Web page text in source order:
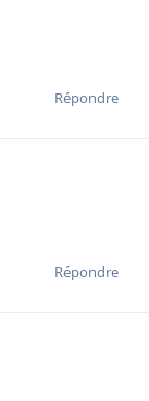
Répondre
Répondre